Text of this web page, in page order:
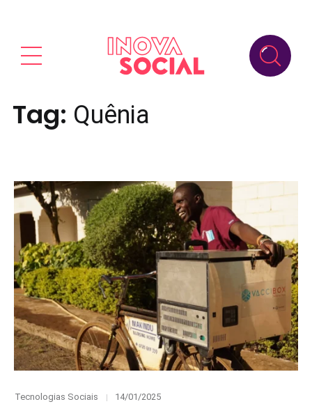
Tag: Quênia
Category
Tecnologias Sociais
Posted
14/01/2025